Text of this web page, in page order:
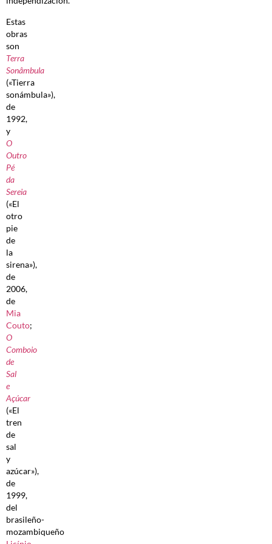
Estas
obras
son
Terra
Sonâmbula
(«Tierra
sonámbula»),
de
1992,
y
O
Outro
Pé
da
Sereia
(«El
otro
pie
de
la
sirena»),
de
2006,
de
Mia
Couto;
O
Comboio
de
Sal
e
Açúcar
(«El
tren
de
sal
y
azúcar»),
de
1999,
del
brasileño-
mozambiqueño